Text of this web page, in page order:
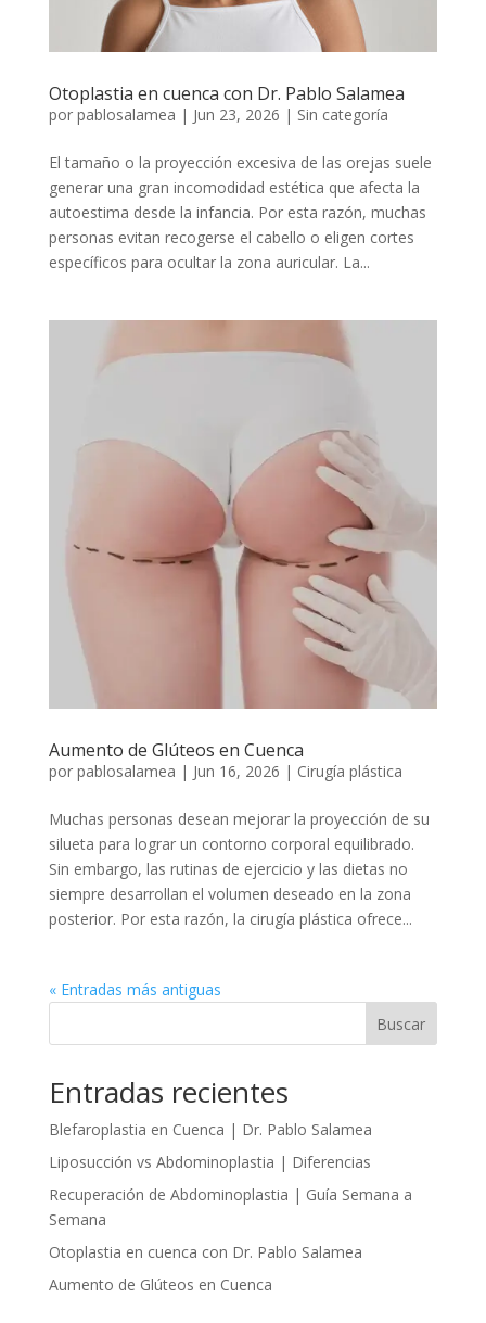
Otoplastia en cuenca con Dr. Pablo Salamea
por pablosalamea | Jun 23, 2026 | Sin categoría
El tamaño o la proyección excesiva de las orejas suele
generar una gran incomodidad estética que afecta la
autoestima desde la infancia. Por esta razón, muchas
personas evitan recogerse el cabello o eligen cortes
específicos para ocultar la zona auricular. La...
Aumento de Glúteos en Cuenca
por pablosalamea | Jun 16, 2026 | Cirugía plástica
Muchas personas desean mejorar la proyección de su
silueta para lograr un contorno corporal equilibrado.
Sin embargo, las rutinas de ejercicio y las dietas no
siempre desarrollan el volumen deseado en la zona
posterior. Por esta razón, la cirugía plástica ofrece...
« Entradas más antiguas
Buscar
Entradas recientes
Blefaroplastia en Cuenca | Dr. Pablo Salamea
Liposucción vs Abdominoplastia | Diferencias
Recuperación de Abdominoplastia | Guía Semana a
Semana
Otoplastia en cuenca con Dr. Pablo Salamea
Aumento de Glúteos en Cuenca